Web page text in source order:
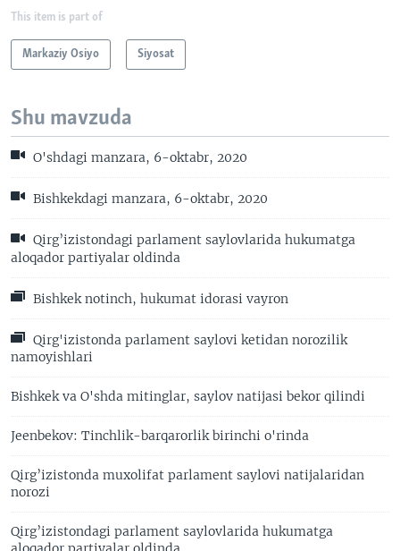
This item is part of
Markaziy Osiyo Siyosat
Shu mavzuda
O'shdagi manzara, 6-oktabr, 2020
Bishkekdagi manzara, 6-oktabr, 2020
Qirg’izistondagi parlament saylovlarida hukumatga
aloqador partiyalar oldinda
Bishkek notinch, hukumat idorasi vayron
Qirg'izistonda parlament saylovi ketidan norozilik
namoyishlari
Bishkek va O'shda mitinglar, saylov natijasi bekor qilindi
Jeenbekov: Tinchlik-barqarorlik birinchi o'rinda
Qirg’izistonda muxolifat parlament saylovi natijalaridan
norozi
Qirg’izistondagi parlament saylovlarida hukumatga